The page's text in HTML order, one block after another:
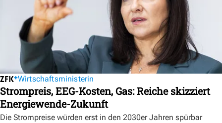
Wirtschaftsministerin
Strompreis, EEG-Kosten, Gas: Reiche skizziert
Energiewende-Zukunft
Die Strompreise würden erst in den 2030er Jahren spürbar